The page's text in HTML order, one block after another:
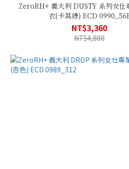
ZeroRH+ 義大利 DUSTY 系列女仕
衣(卡其綠) ECD
NT$3,360
NT$4,800